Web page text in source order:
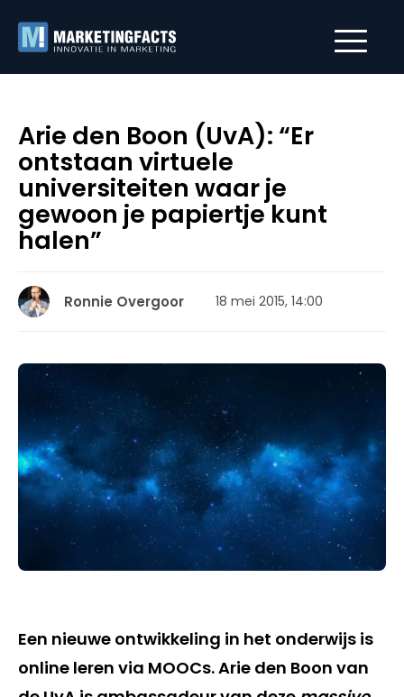
Arie den Boon (UvA): “Er
ontstaan virtuele
universiteiten waar je
gewoon je papiertje kunt
halen”
Ronnie Overgoor 18 mei 2015, 14:00
Een nieuwe ontwikkeling in het onderwijs is
online leren via MOOCs. Arie den Boon van